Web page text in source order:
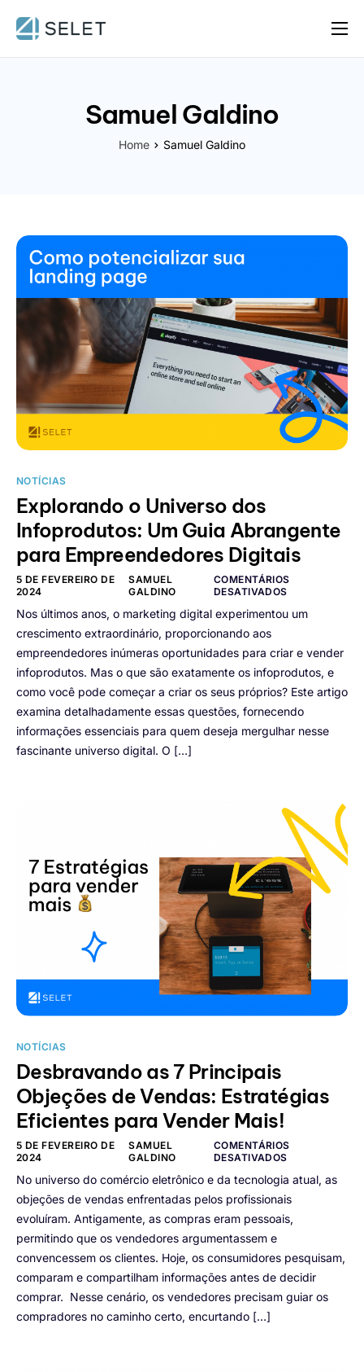
Propósito
Como funciona
Entrar como produtor
Entrar como aluno
Samuel Galdino
Home Samuel Galdino
NOTÍCIAS
Explorando o Universo dos
Infoprodutos: Um Guia Abrangente
para Empreendedores Digitais
5 DE FEVEREIRO DE
2024
SAMUEL
GALDINO
COMENTÁRIOS
DESATIVADOS
Nos últimos anos, o marketing digital experimentou um
crescimento extraordinário, proporcionando aos
empreendedores inúmeras oportunidades para criar e vender
infoprodutos. Mas o que são exatamente os infoprodutos, e
como você pode começar a criar os seus próprios? Este artigo
examina detalhadamente essas questões, fornecendo
informações essenciais para quem deseja mergulhar nesse
fascinante universo digital. O […]
NOTÍCIAS
Desbravando as 7 Principais
Objeções de Vendas: Estratégias
Eficientes para Vender Mais!
5 DE FEVEREIRO DE
2024
SAMUEL
GALDINO
COMENTÁRIOS
DESATIVADOS
No universo do comércio eletrônico e da tecnologia atual, as
objeções de vendas enfrentadas pelos profissionais
evoluíram. Antigamente, as compras eram pessoais,
permitindo que os vendedores argumentassem e
convencessem os clientes. Hoje, os consumidores pesquisam,
comparam e compartilham informações antes de decidir
comprar. Nesse cenário, os vendedores precisam guiar os
compradores no caminho certo, encurtando […]